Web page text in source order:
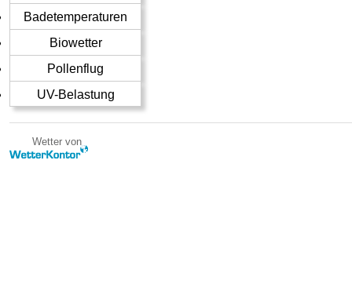
Badetemperaturen
Biowetter
Pollenflug
UV-Belastung
Wetter von